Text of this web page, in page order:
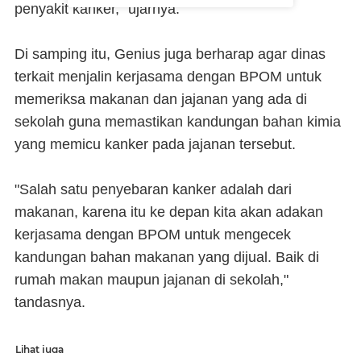
penyakit kanker," ujarnya.
Di samping itu, Genius juga berharap agar dinas
terkait menjalin kerjasama dengan BPOM untuk
memeriksa makanan dan jajanan yang ada di
sekolah guna memastikan kandungan bahan kimia
yang memicu kanker pada jajanan tersebut.
"Salah satu penyebaran kanker adalah dari
makanan, karena itu ke depan kita akan adakan
kerjasama dengan BPOM untuk mengecek
kandungan bahan makanan yang dijual. Baik di
rumah makan maupun jajanan di sekolah,"
tandasnya.
Lihat juga